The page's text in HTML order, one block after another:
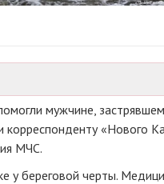
мужчине,
«Нового
МЧС.
у береговой черты.